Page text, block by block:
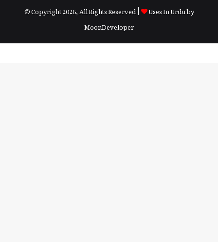
© Copyright 2026, All Rights Reserved |
Uses In Urdu by
MoonDeveloper